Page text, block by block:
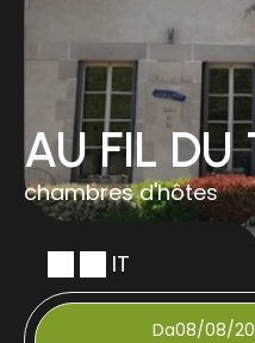
AU FIL DU
chambres d'hôtes
IT
Da